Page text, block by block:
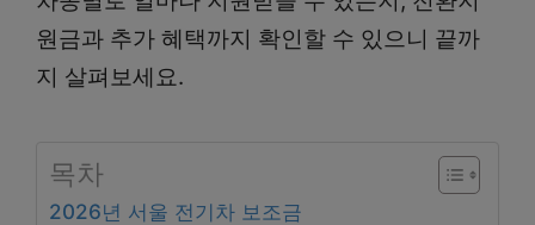
원금과 추가 혜택까지 확인할 수 있으니 끝까
지 살펴보세요.
목차
2026년 서울 전기차 보조금